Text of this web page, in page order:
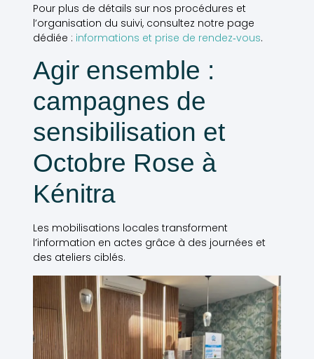
Pour plus de détails sur nos procédures et
l’organisation du suivi, consultez notre page
dédiée : informations et prise de rendez‑vous.
Agir ensemble :
campagnes de
sensibilisation et
Octobre Rose à
Kénitra
Les mobilisations locales transforment
l’information en actes grâce à des journées et
des ateliers ciblés.